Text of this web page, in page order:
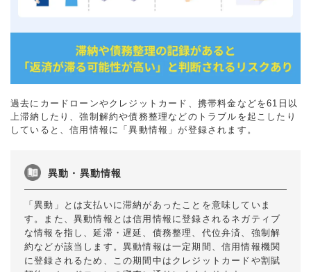
過去にカードローンやクレジットカード、携帯料金などを61日以
上滞納したり、強制解約や債務整理などのトラブルを起こしたり
していると、信用情報に「異動情報」が登録されます。
異動・異動情報
「異動」とは支払いに滞納があったことを意味していま
す。また、異動情報とは信用情報に登録されるネガティブ
な情報を指し、延滞・遅延、債務整理、代位弁済、強制解
約などが該当します。異動情報は一定期間、信用情報機関
に登録されるため、この期間中はクレジットカードや割賦